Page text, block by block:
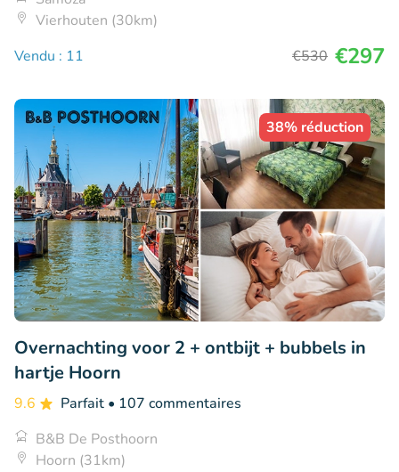
Vierhouten (30km)
Vendu : 11
€530 €297
38% réduction
Overnachting voor 2 + ontbijt + bubbels in
hartje Hoorn
9.6 Parfait • 107 commentaires
B&B De Posthoorn
Hoorn (31km)